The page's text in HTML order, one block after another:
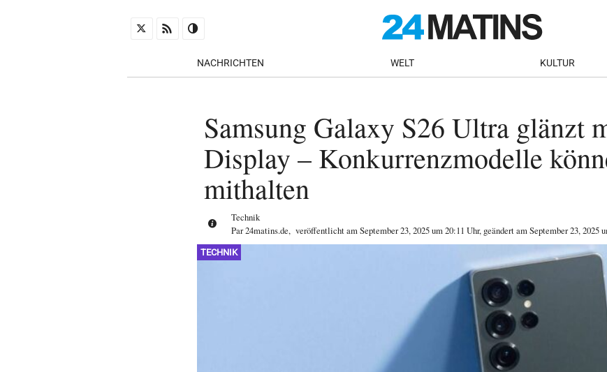
NACHRICHTEN WELT KULTUR
Samsung Galaxy S26 Ultra glänzt
Display – Konkurrenzmodelle
mithalten
Technik
Par24matins.de, veröffentlicht amSeptember 23, 2025um 20:11 Uhr, geändert am September 23, 2025
TECHNIK